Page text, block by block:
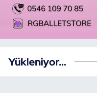
Yükleniyor...